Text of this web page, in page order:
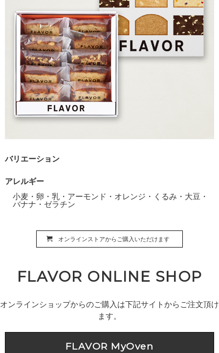
バリエーション
アレルギー
小麦・卵・乳・アーモンド・オレンジ・くるみ・大豆・
バナナ・ゼラチン
オンラインストアからご購入いただけます
FLAVOR ONLINE SHOP
オンラインショップからのご購入は下記サイトからご注文頂け
ます。
FLAVOR MyOven